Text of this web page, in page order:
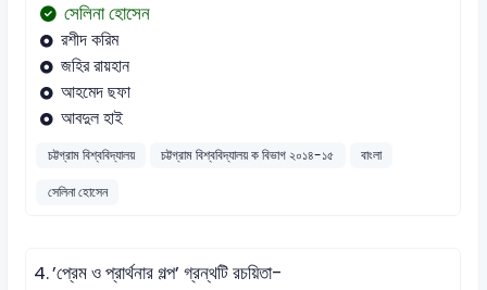
সেলিনা হোসেন
রশীদ করিম
জহির রায়হান
আহমেদ ছফা
আবদুল হাই
চট্টগ্রাম বিশ্ববিদ্যালয় চট্টগ্রাম বিশ্ববিদ্যালয় ক বিভাগ ২০১৪-১৫
বাংলা
সেলিনা হোসেন
4.’প্রেম ও প্রার্থনার গল্প’ গ্রন্থটি রচয়িতা-